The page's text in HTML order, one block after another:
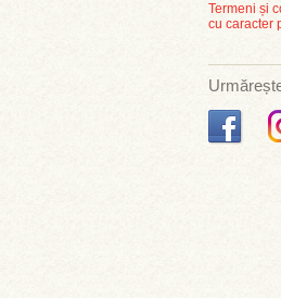
Termeni și
cu caracter